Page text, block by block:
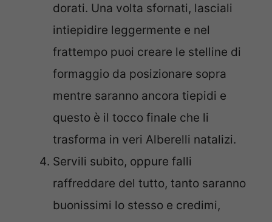
dorati. Una volta sfornati, lasciali
intiepidire leggermente e nel
frattempo puoi creare le stelline di
formaggio da posizionare sopra
mentre saranno ancora tiepidi e
questo è il tocco finale che li
trasforma in veri Alberelli natalizi.
Servili subito, oppure falli
raffreddare del tutto, tanto saranno
buonissimi lo stesso e credimi,